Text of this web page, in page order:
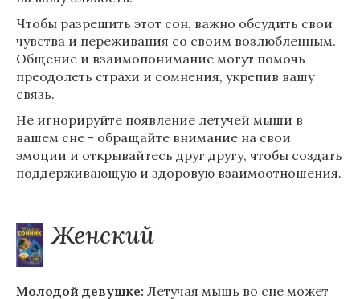
Чтобы разрешить этот сон, важно обсудить свои
чувства и переживания со своим возлюбленным.
Общение и взаимопонимание могут помочь
преодолеть страхи и сомнения, укрепив вашу
связь.
Не игнорируйте появление летучей мыши в
вашем сне - обращайте внимание на свои
эмоции и открывайтесь друг другу, чтобы создать
поддерживающую и здоровую взаимоотношения.
Женский
Молодой девушке: Летучая мышь во сне может